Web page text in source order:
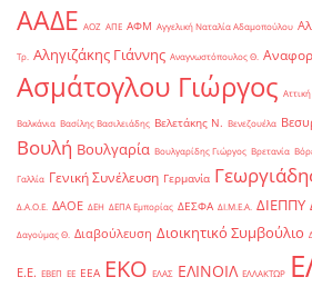
ΑΑΔΕ ΑΟΖ ΑΠΕ ΑΦΜ Αγγελική Ναταλία Αδαμοπούλου
Τρ. Αληγιζάκης Γιάννης Αναγνωστόπουλος Θ.
Ασμάτογλου Γιώργος Αττική
Βαλκάνια Βασίλης Βασιλειάδης Βελετάκης Ν. Βενεζουέλα
Βουλή Βουλγαρία Βουλγαρίδης Γιώργος Βρετανία
Γαλλία Γενική Συνέλευση Γερμανία
Δ.Α.Ο.Ε. ΔΑΟΕ ΔΕΗ ΔΕΠΑ Εμπορίας ΔΕΣΦΑ ΔΙ.Μ.Ε.Α. ΔΙΕΠΠΥ
Δαγούμας Θ. Διαβούλευση Διοικητικό Συμβούλιο
Ε.Ε. ΕΒΕΠ ΕΕ ΕΕΑ ΕΚΟ ΕΛΑΣ ΕΛΙΝΟΙΛ ΕΛΛΑΚΤΩΡ